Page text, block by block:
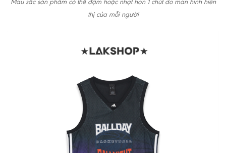
Màu sắc sản phẩm có thể đậm hoặc nhạt hơn 1 chút do màn hình hiển
thị của mỗi người